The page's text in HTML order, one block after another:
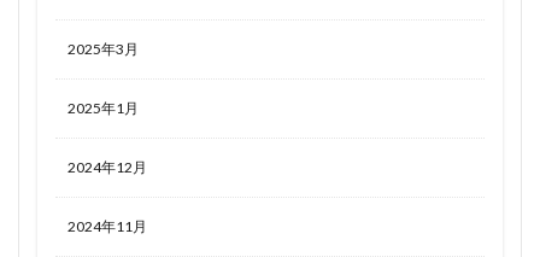
2025年3月
2025年1月
2024年12月
2024年11月